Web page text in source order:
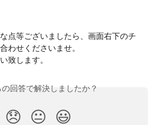
点等ございましたら、画面右下のチ
わせくださいませ。
致します。
の回答で解決しましたか？
😞 😐 😃